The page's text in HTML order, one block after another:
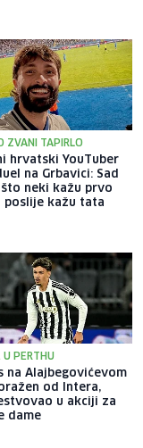
ZVANI TAPIRLO
hrvatski YouTuber
na Grbavici: Sad
neki kažu prvo
poslije kažu tata
U PERTHU
na Alajbegovićevom
od Intera,
u akciji za
dame